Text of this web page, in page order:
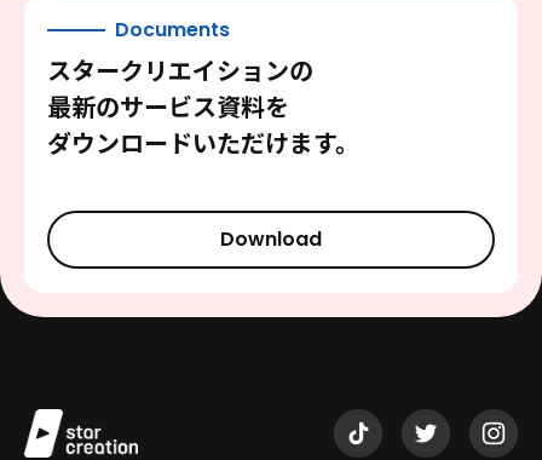
Documents
スタークリエイションの
最新のサービス資料を
ダウンロードいただけます。
Download